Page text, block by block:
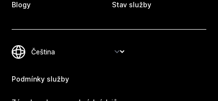
Blogy Stav služby
Podmínky služby